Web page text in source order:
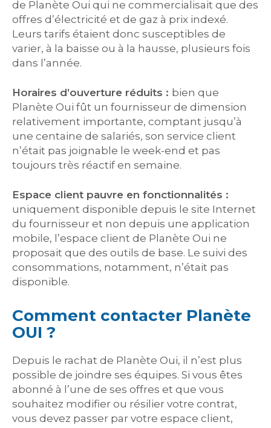
de Planète Oui qui ne commercialisait que des
offres d’électricité et de gaz à prix indexé.
Leurs tarifs étaient donc susceptibles de
varier, à la baisse ou à la hausse, plusieurs fois
dans l’année.
Horaires d’ouverture réduits : bien que
Planète Oui fût un fournisseur de dimension
relativement importante, comptant jusqu’à
une centaine de salariés, son service client
n’était pas joignable le week-end et pas
toujours très réactif en semaine.
Espace client pauvre en fonctionnalités :
uniquement disponible depuis le site Internet
du fournisseur et non depuis une application
mobile, l’espace client de Planète Oui ne
proposait que des outils de base. Le suivi des
consommations, notamment, n’était pas
disponible.
Comment contacter Planète
OUI ?
Depuis le rachat de Planète Oui, il n’est plus
possible de joindre ses équipes. Si vous êtes
abonné à l’une de ses offres et que vous
souhaitez modifier ou résilier votre contrat,
vous devez passer par votre espace client,